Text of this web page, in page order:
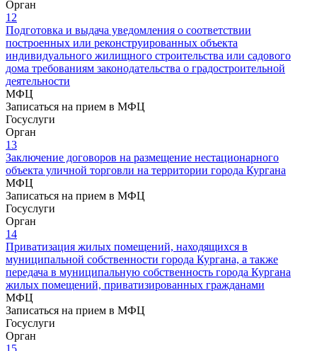
Орган
12
Подготовка и выдача уведомления о соответствии
построенных или реконструированных объекта
индивидуального жилищного строительства или садового
дома требованиям законодательства о градостроительной
деятельности
МФЦ
Записаться на прием в МФЦ
Госуслуги
Орган
13
Заключение договоров на размещение нестационарного
объекта уличной торговли на территории города Кургана
МФЦ
Записаться на прием в МФЦ
Госуслуги
Орган
14
Приватизация жилых помещений, находящихся в
муниципальной собственности города Кургана, а также
передача в муниципальную собственность города Кургана
жилых помещений, приватизированных гражданами
МФЦ
Записаться на прием в МФЦ
Госуслуги
Орган
15